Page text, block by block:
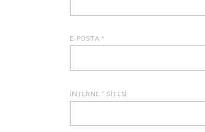
E-POSTA *
İNTERNET SITESI